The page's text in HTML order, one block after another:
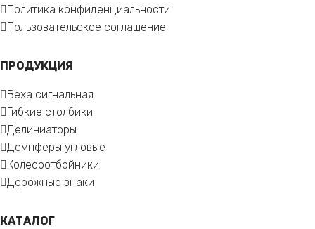
Политика конфиденциальности
Пользовательское соглашение
ПРОДУКЦИЯ
Веха сигнальная
Гибкие столбики
Делиниаторы
Демпферы угловые
Колесоотбойники
Дорожные знаки
КАТАЛОГ